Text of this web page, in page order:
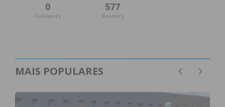
0
Followers
577
Readers
MAIS POPULARES